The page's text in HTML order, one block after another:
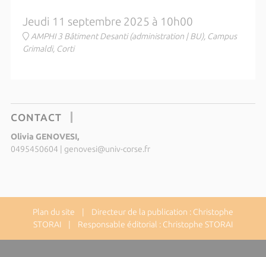
Jeudi 11 septembre 2025 à 10h00
AMPHI 3 Bâtiment Desanti (administration | BU), Campus
Grimaldi, Corti
CONTACT
Olivia GENOVESI,
0495450604
genovesi@univ-corse.fr
Plan du site | Directeur de la publication : Christophe
STORAI | Responsable éditorial : Christophe STORAI